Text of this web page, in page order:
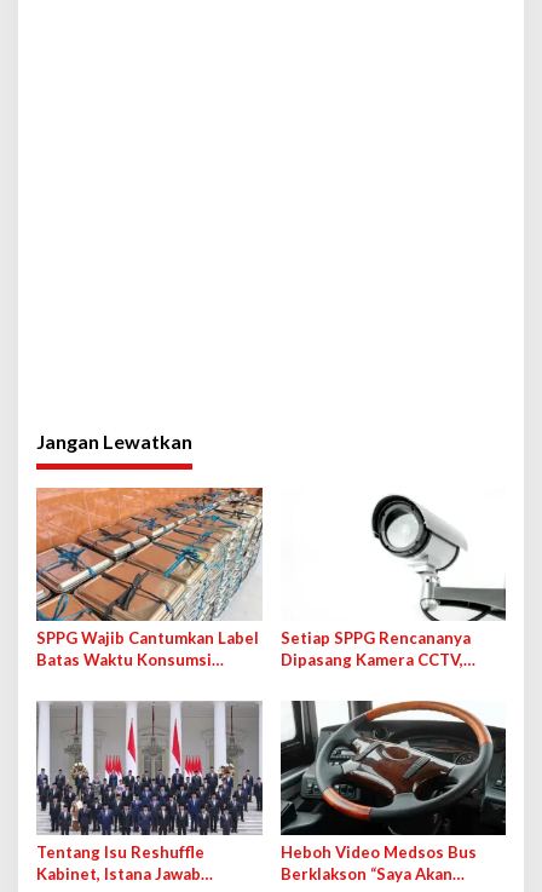
Jangan Lewatkan
SPPG Wajib Cantumkan Label
Batas Waktu Konsumsi
MBG
Setiap SPPG Rencananya
Dipasang Kamera CCTV,
ke BGN
Tentang Isu Reshuffle
Kabinet, Istana Jawab
Heboh Video Medsos Bus
Berklakson “Saya Akan